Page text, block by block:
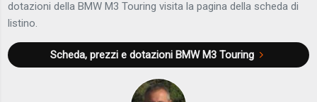
dotazioni della BMW M3 Touring visita la pagina della scheda di
listino.
Scheda, prezzi e dotazioni BMW M3 Touring